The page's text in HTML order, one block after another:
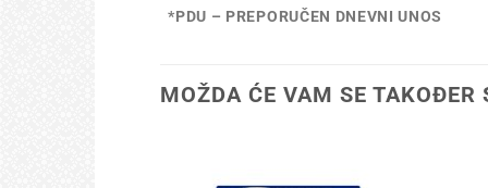
*PDU – PREPORUČEN DNEVNI UNOS
MOŽDA ĆE VAM SE